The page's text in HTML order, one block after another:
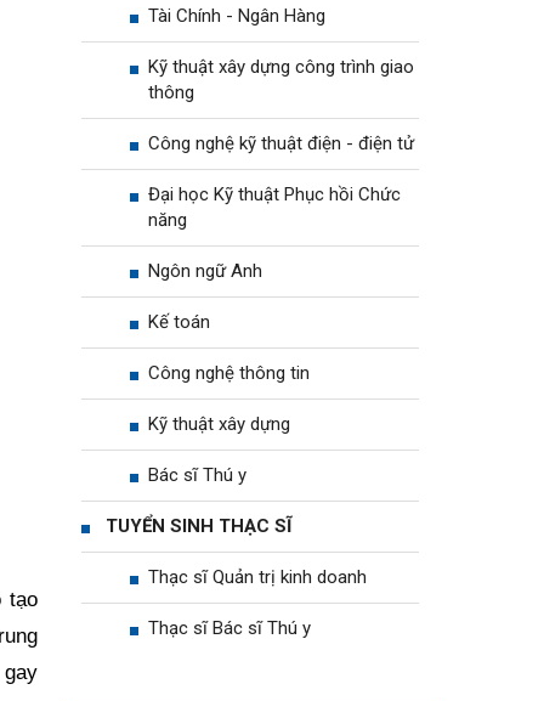
tạo
Tài Chính - Ngân Hàng
Kỹ thuật xây dựng công trình giao
thông
Công nghệ kỹ thuật điện - điện tử
Đại học Kỹ thuật Phục hồi Chức
năng
Ngôn ngữ Anh
Kế toán
Công nghệ thông tin
Kỹ thuật xây dựng
Bác sĩ Thú y
TUYỂN SINH THẠC SĨ
Thạc sĩ Quản trị kinh doanh
Thạc sĩ Bác sĩ Thú y